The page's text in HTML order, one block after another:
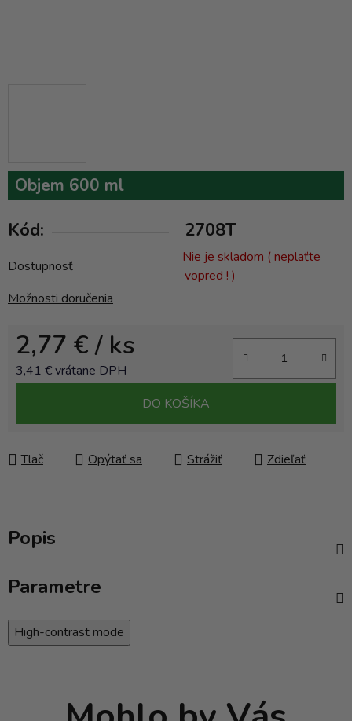
Objem 600 ml
Kód: 2708T
Dostupnosť
Nie je skladom ( neplaťte
vopred ! )
Možnosti doručenia
2,77 €/ ks
3,41 € vrátane DPH
DO KOŠÍKA
Tlač Opýtať sa Strážiť Zdieľať
Popis
Parametre
High-contrast mode